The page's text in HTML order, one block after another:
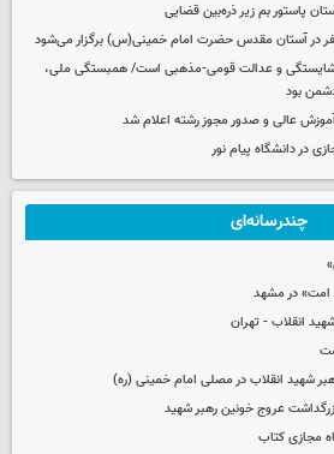
پاستور بم زیر ذره‌بین قضایی
صفر در آستان مقدس حضرت امام خمینی(س) برگزار می‌شود
شایستگی و عدالت قومی-مذهبی است/ همبستگی ملی،
دشمن بود
عالی و صدور مجوز رشته اعلام شد
در دانشگاه پیام نور
چندرسانه‌ای
امت» در مشهد
انقلاب - تهران
شهید انقلاب در مصلی امام خمینی (ره)
عروج خونین رهبر شهید
مجازی کتاب